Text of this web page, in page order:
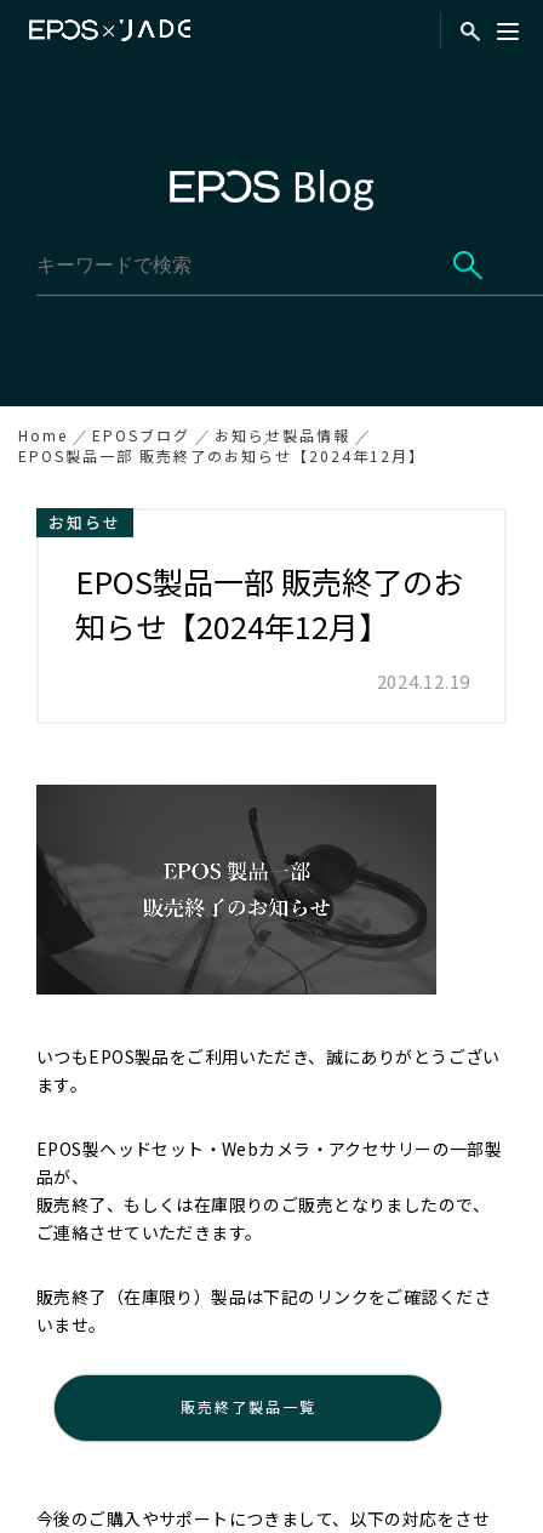
Home EPOSブログ お知らせ製品情報
EPOS製品一部 販売終了のお知らせ【2024年12月】
お知らせ
EPOS製品一部 販売終了のお
知らせ【2024年12月】
2024.12.19
いつもEPOS製品をご利用いただき、誠にありがとうござい
ます。
EPOS製ヘッドセット・Webカメラ・アクセサリーの一部製
品が、
販売終了、もしくは在庫限りのご販売となりましたので、
ご連絡させていただきます。
販売終了（在庫限り）製品は下記のリンクをご確認くださ
いませ。
販売終了製品一覧
今後のご購入やサポートにつきまして、以下の対応をさせ